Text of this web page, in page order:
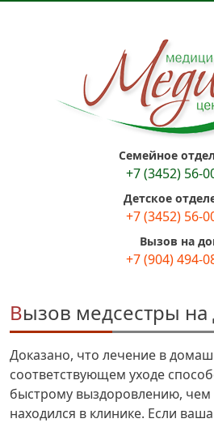
Семейное
+7 (3452) 56-
Детское
+7 (3452) 56-
Вызов на
+7 (904) 494-
Вызов медсестры
Доказано, что лечение в
соответствующем уходе
быстрому выздоровлению, чем
находился в клинике. Если